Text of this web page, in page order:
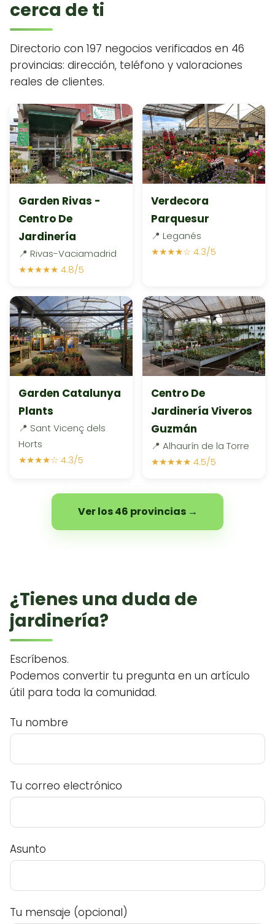
cerca de ti
Directorio con 197 negocios verificados en 46
provincias: dirección, teléfono y valoraciones
reales de clientes.
Garden Rivas -
Centro De
Jardinería
📍 Rivas-Vaciamadrid
★★★★★ 4.8/5
Verdecora
Parquesur
📍 Leganés
★★★★☆ 4.3/5
Garden Catalunya
Plants
📍 Sant Vicenç dels
Horts
★★★★☆ 4.3/5
Centro De
Jardinería Viveros
Guzmán
📍 Alhaurín de la Torre
★★★★★ 4.5/5
Ver los 46 provincias →
¿Tienes una duda de
jardinería?
Escríbenos.
Podemos convertir tu pregunta en un artículo
útil para toda la comunidad.
Tu nombre
Tu correo electrónico
Asunto
Tu mensaje (opcional)